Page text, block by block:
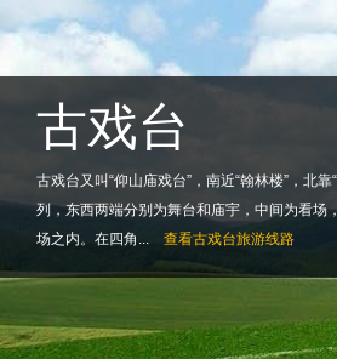
古戏台
古戏台又叫“仰山庙戏台”，南近“翰林楼”，北
列，东西两端分别为舞台和庙宇，中间为看场
场之内。在四角...
查看古戏台旅游线路